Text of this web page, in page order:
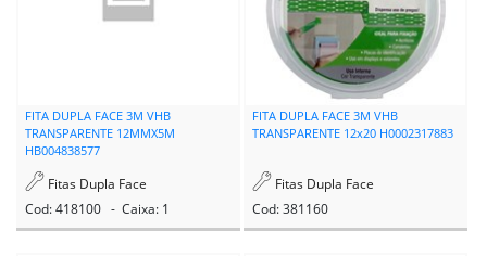
FITA DUPLA FACE 3M VHB
TRANSPARENTE 12MMX5M
HB004838577
Fitas Dupla Face
Cod: 418100 - Caixa: 1
FITA DUPLA FACE 3M VHB
TRANSPARENTE 12x20 H0002317883
Fitas Dupla Face
Cod: 381160